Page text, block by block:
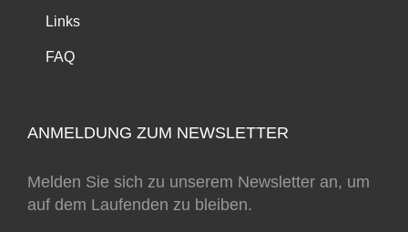
Links
FAQ
ANMELDUNG ZUM NEWSLETTER
Melden Sie sich zu unserem Newsletter an, um
auf dem Laufenden zu bleiben.